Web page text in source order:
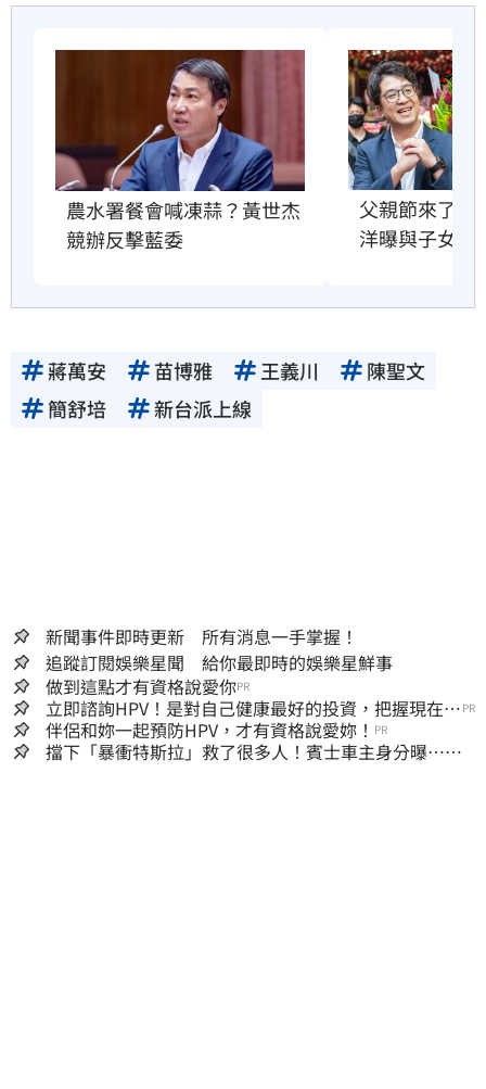
農水署餐會喊凍蒜？黃世杰
競辦反擊藍委
父親節來了！
洋曝與子女互
蔣萬安 苗博雅 王義川
陳聖文
簡舒培
新台派上線
新聞事件即時更新 所有消息一手掌握！
追蹤訂閱娛樂星聞 給你最即時的娛樂星鮮事
做到這點才有資格說愛你PR
立即諮詢HPV！是對自己健康最好的投資，把握現在不
嫌晚！
PR
伴侶和妳一起預防HPV，才有資格說愛妳！ PR
擋下「暴衝特斯拉」救了很多人！賓士車主身分曝…他